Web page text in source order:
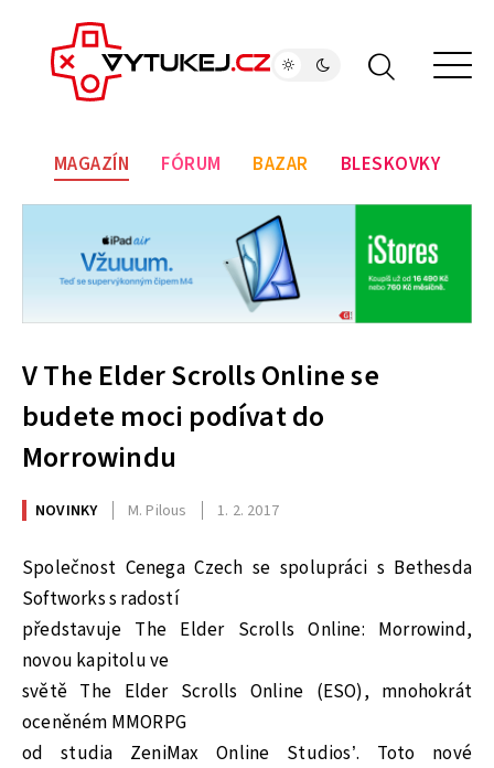
MAGAZÍN FÓRUM BAZAR BLESKOVKY
V The Elder Scrolls Online se
budete moci podívat do
Morrowindu
NOVINKY M. Pilous 1. 2. 2017
Společnost Cenega Czech se spolupráci s Bethesda
Softworks s radostí
představuje The Elder Scrolls Online: Morrowind,
novou kapitolu ve
světě The Elder Scrolls Online (ESO), mnohokrát
oceněném MMORPG
od studia ZeniMax Online Studios’. Toto nové